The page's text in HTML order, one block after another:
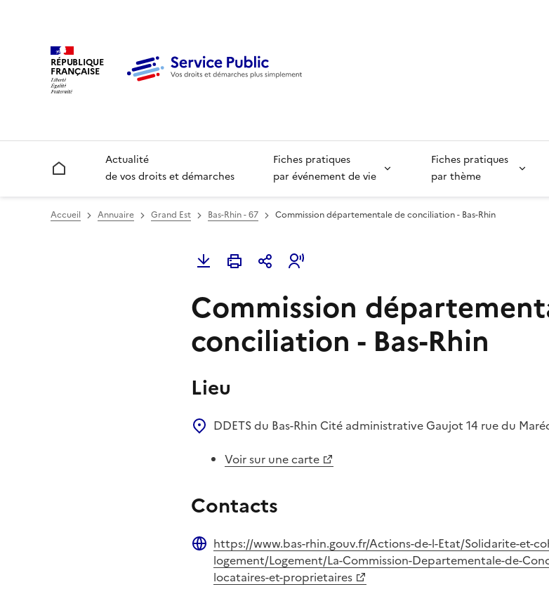
RÉPUBLIQUE
FRANÇAISE
Accueil
Actualité
de vos droits et démarches
Fiches pratiques
par événement de vie
Fiches pratiques
par thème
Accueil Annuaire Grand Est Bas-Rhin - 67 Commission départementale de conciliation - Bas-Rhin
Commission
conciliation - Bas-Rhin
Lieu
DDETS du Bas-Rhin Cité administrative Gaujot 14 rue du
Voir sur une carte
Contacts
Site web
https://www.bas-rhin.gouv.fr/Actions-de-l-Etat/Solidarite-et-
logement/Logement/La-Commission-Departementale-de-
locataires-et-proprietaires